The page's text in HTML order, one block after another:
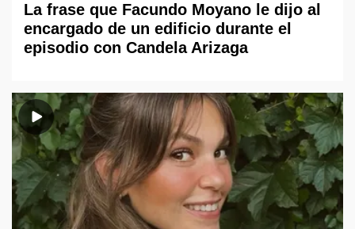
La frase que Facundo Moyano le dijo al
encargado de un edificio durante el
episodio con Candela Arizaga